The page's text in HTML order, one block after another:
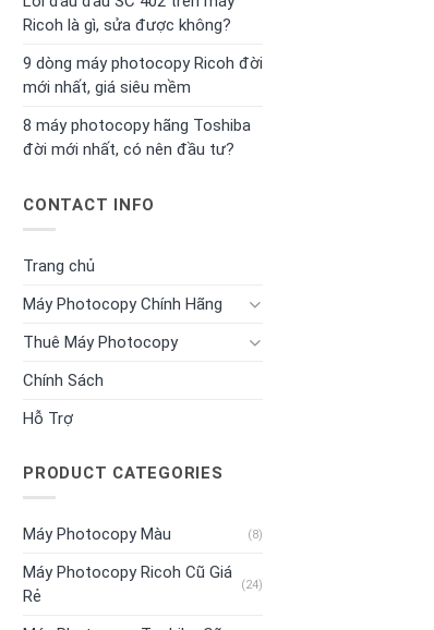
Ricoh là gì, sửa được không?
9 dòng máy photocopy Ricoh đời
mới nhất, giá siêu mềm
8 máy photocopy hãng Toshiba
đời mới nhất, có nên đầu tư?
CONTACT INFO
Trang chủ
Máy Photocopy Chính Hãng
Thuê Máy Photocopy
Chính Sách
Hỗ Trợ
PRODUCT CATEGORIES
Máy Photocopy Màu (8)
Máy Photocopy Ricoh Cũ Giá
Rẻ
(24)